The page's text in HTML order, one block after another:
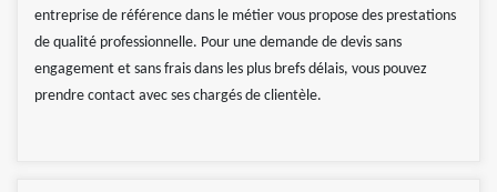
entreprise de référence dans le métier vous propose des prestations
de qualité professionnelle. Pour une demande de devis sans
engagement et sans frais dans les plus brefs délais, vous pouvez
prendre contact avec ses chargés de clientèle.